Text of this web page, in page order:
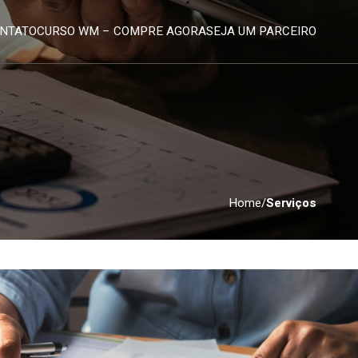
CURSO WM – COMPRE AGORASEJA UM PARCEIRO
CURSO WM – COMPRE AGORASEJA UM PARCEIRO
Home/Serviços